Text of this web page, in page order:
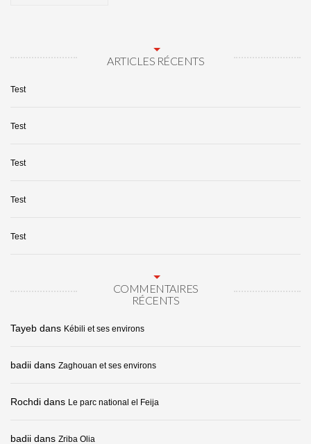
ARTICLES RÉCENTS
Test
Test
Test
Test
Test
COMMENTAIRES
RÉCENTS
Tayeb dans Kébili et ses environs
badii dans Zaghouan et ses environs
Rochdi dans Le parc national el Feija
badii dans Zriba Olia